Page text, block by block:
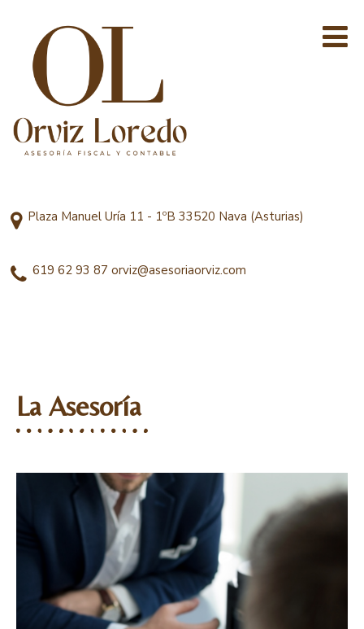
Plaza Manuel Uría 11 - 1ºB 33520 Nava (Asturias)
619 62 93 87 orviz@asesoriaorviz.com
La Asesoría